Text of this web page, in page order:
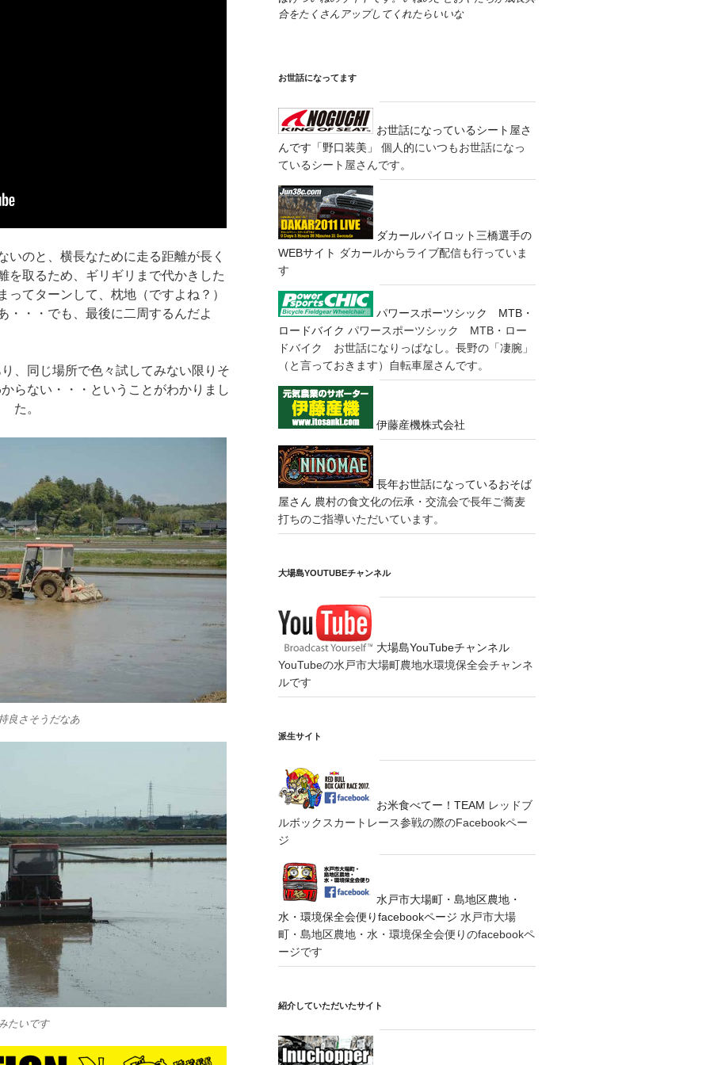
いのと、横長なために走る距離が長く
を取るため、ギリギリまで代かきした
てターンして、枕地（ですよね？）
・・・でも、最後に二周するんだよ
、同じ場所で色々試してみない限りそ
らない・・・ということがわかりまし
た。
良さそうだなあ
たいです
合をたくさんアップしてくれたらいいな
お世話になってます
お世話になっているシート屋さ
んです「野口装美」
個人的にいつもお世話になっ
ているシート屋さんです。
ダカールパイロット三橋選手の
WEBサイト ダカールからライブ配信も行っていま
す
パワースポーツシック MTB・
ロードバイク パワースポーツシック MTB・ロー
ドバイク お世話になりっぱなし。長野の「凄腕」
（と言っておきます）自転車屋さんです。
伊藤産機株式会社
長年お世話になっているおそば
屋さん 農村の食文化の伝承・交流会で長年ご蕎麦
打ちのご指導いただいています。
大場島YOUTUBEチャンネル
大場島YouTubeチャンネル
YouTubeの水戸市大場町農地水環境保全会チャンネ
ルです
派生サイト
お米食べてー！TEAM レッドブ
ルボックスカートレース参戦の際のFacebookペー
ジ
水戸市大場町・島地区農地・
水・環境保全会便りfacebookページ 水戸市大場
町・島地区農地・水・環境保全会便りのfacebookペ
ージです
紹介していただいたサイト